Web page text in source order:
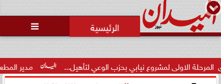

مدير المطعم عن واقعة منع سيدة بحزب الوعي لتأهيل...
وزارة الداخلية تفتح باب التقديم
لحج القرعة 2027.. اعرف الشروط